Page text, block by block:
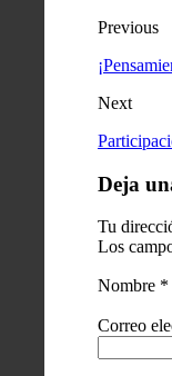
Previous
Next
Deja
Tu
Los
Nombre *
Correo